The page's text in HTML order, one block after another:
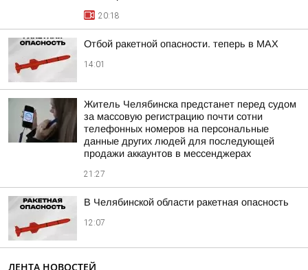
20:18
Отбой ракетной опасности. теперь в MAX
14:01
Житель Челябинска предстанет перед судом
за массовую регистрацию почти сотни
телефонных номеров на персональные
данные других людей для последующей
продажи аккаунтов в мессенджерах
21:27
В Челябинской области ракетная опасность
12:07
ЛЕНТА НОВОСТЕЙ